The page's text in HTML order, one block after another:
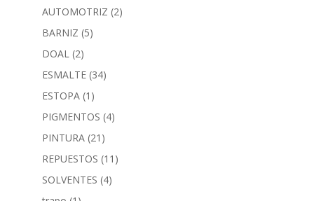
AUTOMOTRIZ (2)
BARNIZ (5)
DOAL (2)
ESMALTE (34)
ESTOPA (1)
PIGMENTOS (4)
PINTURA (21)
REPUESTOS (11)
SOLVENTES (4)